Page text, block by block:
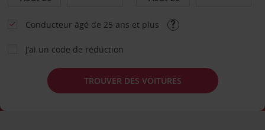
Conducteur âgé de 25 ans et plus
J’ai un code de réduction
TROUVER DES VOITURES